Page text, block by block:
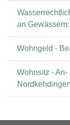
an
Wohngeld -
Wohnsitz -